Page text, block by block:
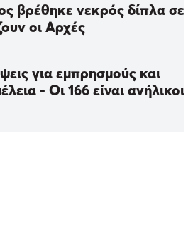
βρέθηκε νεκρός δίπλα σε
οι Αρχές
για εμπρησμούς και
- Οι 166 είναι ανήλικοι